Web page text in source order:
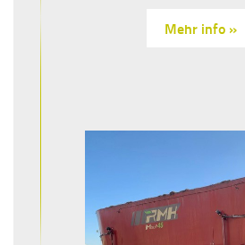
Mehr info »